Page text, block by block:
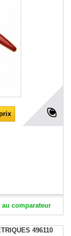
comparateur
496110